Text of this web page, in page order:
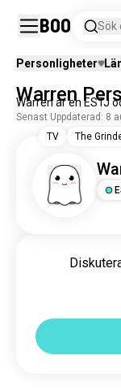
Boo
Sök
Personligheter
Warren
Warren är en ESTJ
Senast Uppdaterad: 8
TV The